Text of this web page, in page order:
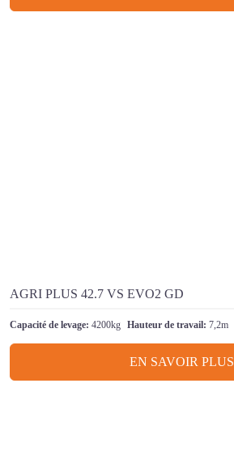
AGRI PLUS 42.7 VS EVO2 GD
Capacité de levage: 4200kg Hauteur de travail: 7,2m
EN SAVOIR PLUS